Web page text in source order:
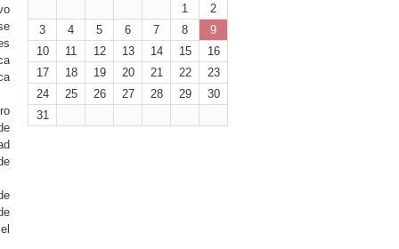
1
2
3
4 5 6 7 8
9
10
11 12 13 14 15
16
17
18 19 20 21 22
23
24
25 26 27 28 29
30
31